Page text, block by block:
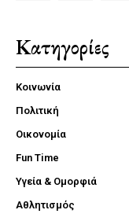
Κατηγορίες
Κοινωνία
Πολιτική
Οικονομία
Fun Time
Υγεία & Ομορφιά
Αθλητισμός